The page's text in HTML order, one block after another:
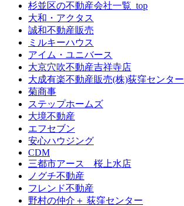
杉並区の不動産会社一覧_top
大和・アクタス
誠和不動産販売
ミルキーハウス
アイム・ユニバース
大京穴吹不動産吉祥寺店
大成有楽不動産販売(株)荻窪センター
菊商事
ステップホームズ
大境不動産
エフセブン
安心ハウジング
CDM
三都市アース 桜上水店
ノグチ不動産
フレンド不動産
野村の仲介＋ 荻窪センター